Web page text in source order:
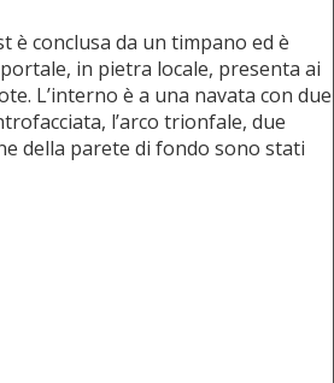
è conclusa da un timpano ed è
in pietra locale, presenta ai
L’interno è a una navata con due
l’arco trionfale, due
della parete di fondo sono stati